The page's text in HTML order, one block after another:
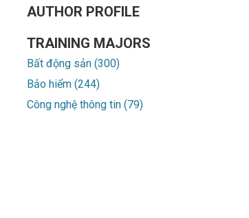
AUTHOR PROFILE
TRAINING MAJORS
Bất động sản (300)
Bảo hiểm (244)
Công nghệ thông tin (79)